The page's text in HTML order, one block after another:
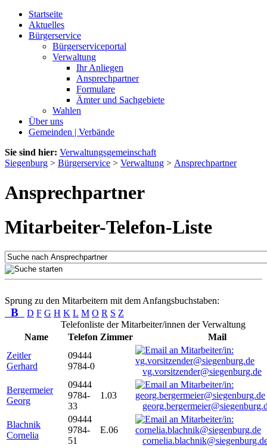
Startseite
Aktuelles
Bürgerservice
Bürgerserviceportal
Verwaltung
Ihr Anliegen
Ansprechpartner
Formulare
Ämter und Sachgebiete
Wahlen
Über uns
Gemeinden | Verbände
Sie sind hier: Verwaltungsgemeinschaft
Siegenburg > Bürgerservice > Verwaltung > Ansprechpartner
Ansprechpartner
Mitarbeiter-Telefon-Liste
Sprung zu den Mitarbeitern mit dem Anfangsbuchstaben:
B D F G H K L M O R S Z
Telefonliste der Mitarbeiter/innen der Verwaltung
Name
Telefon Zimmer
Mail
Zeitler
Gerhard
09444
9784-0
vg.vorsitzender@siegenburg.de
Bergermeier
Georg
09444
9784-
33
1.03
Blachnik
Cornelia
09444
9784-
51
E.06